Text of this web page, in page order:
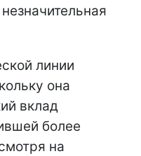
линии
она
вклад
более
на